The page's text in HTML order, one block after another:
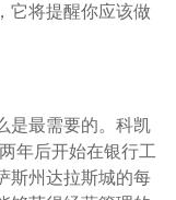
它将提醒你应该做
是最需要的。科凯
年后开始在银行工
斯州达拉斯城的每